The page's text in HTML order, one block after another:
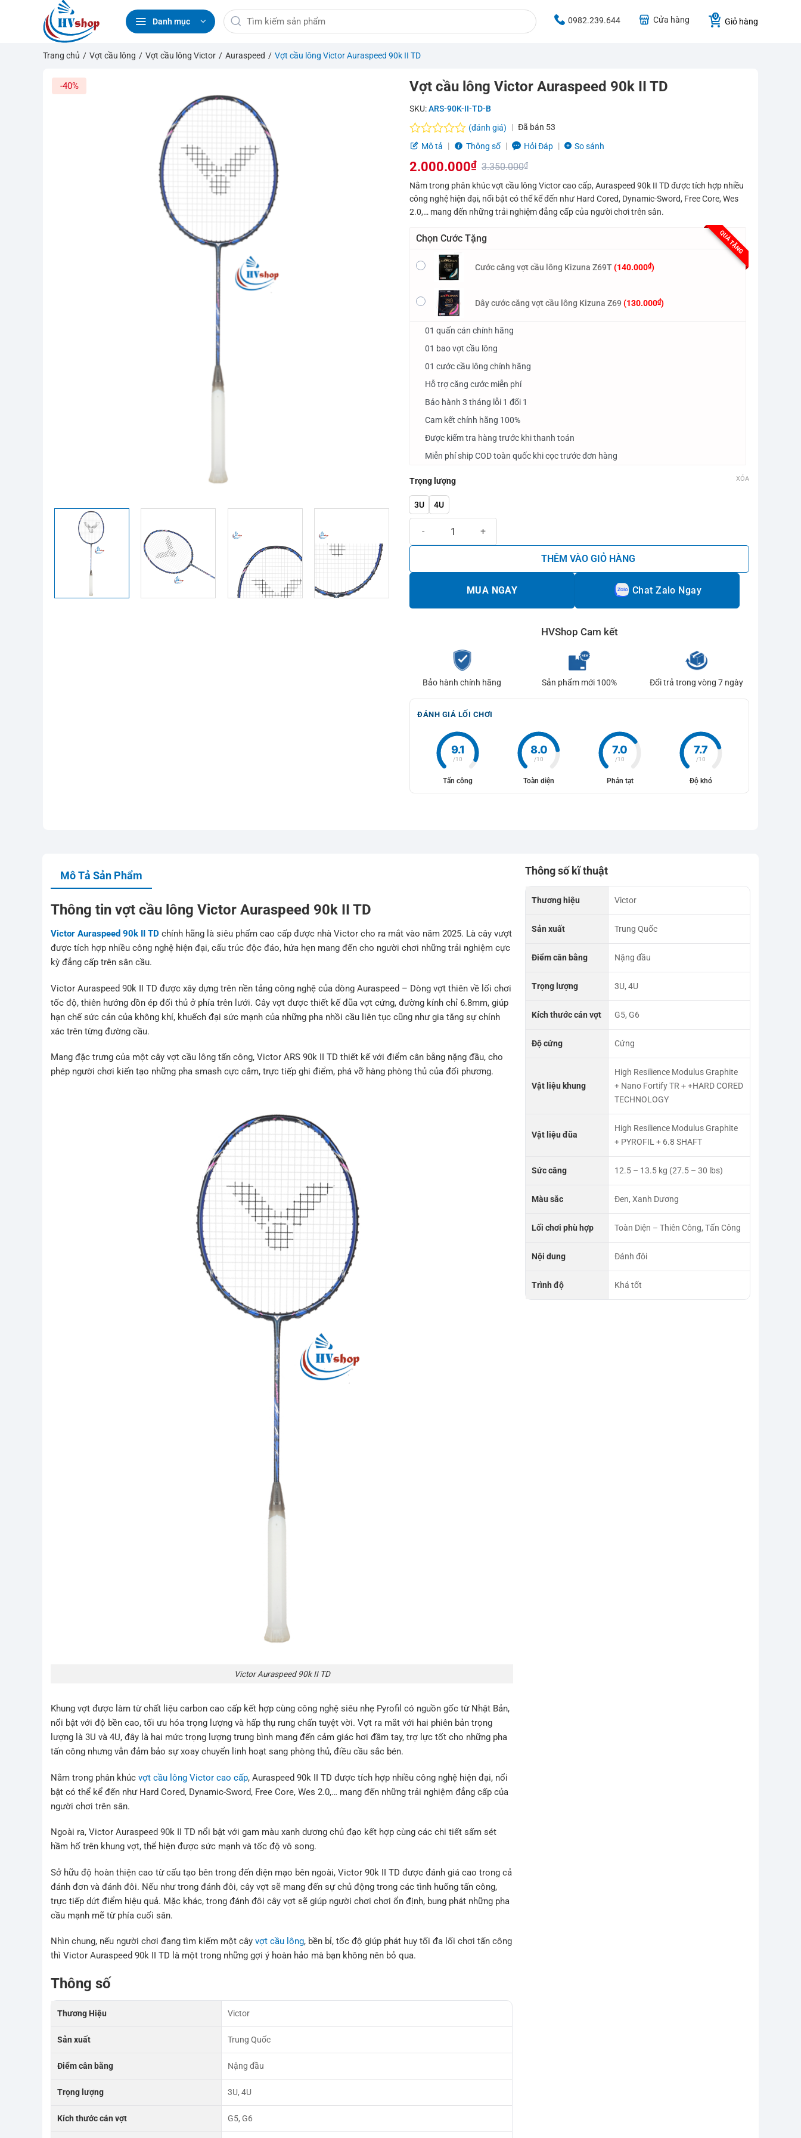
Danh mục
Tìm
kiếm:
0982.239.644 Cửa hàng Giỏ hàng
Trang chủ / Vợt cầu lông / Vợt cầu lông Victor / Auraspeed / Vợt cầu lông Victor Auraspeed 90k II TD
-40% Vợt cầu lông Victor Auraspeed 90k II TD
SKU:ARS-90K-II-TD-B
Được
hạng
0.0
5
sao
(đánh giá) Đã bán 53
Mô tả
Thông số Hỏi Đáp So sánh
3.350.000₫
Giá
gốc
3.350.000₫.
2.000.000₫
Giá
hiện
là:
2.000.000₫.
Nằm trong phân khúc vợt cầu lông Victor cao cấp, Auraspeed 90k II TD được tích hợp nhiều
công nghệ hiện đại, nổi bật có thể kể đến như Hard Cored, Dynamic-Sword, Free Core, Wes
2.0,… mang đến những trải nghiệm đẳng cấp của người chơi trên sân.
QUÀ TẶNG
Chọn Cước Tặng
Cước căng vợt cầu lông Kizuna Z69T(140.000₫)
Dây cước căng vợt cầu lông Kizuna Z69 (130.000₫)
01 quấn cán chính hãng
01 bao vợt cầu lông
01 cước cầu lông chính hãng
Hỗ trợ căng cước miễn phí
Bảo hành 3 tháng lỗi 1 đổi 1
Cam kết chính hãng 100%
Được kiểm tra hàng trước khi thanh toán
Miễn phí ship COD toàn quốc khi cọc trước đơn hàng
Trọng lượng
3U 4U
XÓA
THÊM VÀO GIỎ HÀNG
MUA NGAY Chat Zalo Ngay
HVShop Cam kết
Bảo hành chính hãng Sản phẩm mới 100% Đổi trả trong vòng 7 ngày
ĐÁNH GIÁ LỐI CHƠI
9.1
/10
Tấn công
8.0
/10
Toàn diện
7.0
/10
Phản tạt
7.7
/10
Độ khó
Mô Tả Sản Phẩm
Thông tin vợt cầu lông Victor Auraspeed 90k II TD
Victor Auraspeed 90k II TD chính hãng là siêu phẩm cao cấp được nhà Victor cho ra mắt vào năm 2025. Là cây vượt
được tích hợp nhiều công nghệ hiện đại, cấu trúc độc đáo, hứa hẹn mang đến cho người chơi những trải nghiệm cực
kỳ đẳng cấp trên sân cầu.
Victor Auraspeed 90k II TD được xây dựng trên nền tảng công nghệ của dòng Auraspeed – Dòng vợt thiên về lối chơi
tốc độ, thiên hướng dồn ép đối thủ ở phía trên lưới. Cây vợt được thiết kế đũa vợt cứng, đường kính chỉ 6.8mm, giúp
hạn chế sức cản của không khí, khuếch đại sức mạnh của những pha nhồi cầu liên tục cũng như gia tăng sự chính
xác trên từng đường cầu.
Mang đặc trưng của một cây vợt cầu lông tấn công, Victor ARS 90k II TD thiết kế với điểm cân bằng nặng đầu, cho
phép người chơi kiến tạo những pha smash cực cắm, trực tiếp ghi điểm, phá vỡ hàng phòng thủ của đối phương.
Victor Auraspeed 90k II TD
Khung vợt được làm từ chất liệu carbon cao cấp kết hợp cùng công nghệ siêu nhẹ Pyrofil có nguồn gốc từ Nhật Bản,
nổi bật với độ bền cao, tối ưu hóa trọng lượng và hấp thụ rung chấn tuyệt vời. Vợt ra mắt với hai phiên bản trọng
lượng là 3U và 4U, đây là hai mức trọng lượng trung bình mang đến cảm giác hơi đầm tay, trợ lực tốt cho những pha
tấn công nhưng vẫn đảm bảo sự xoay chuyển linh hoạt sang phòng thủ, điều cầu sắc bén.
Nằm trong phân khúcvợt cầu lông Victor cao cấp, Auraspeed 90k II TD được tích hợp nhiều công nghệ hiện đại, nổi
bật có thể kể đến như Hard Cored, Dynamic-Sword, Free Core, Wes 2.0,… mang đến những trải nghiệm đẳng cấp của
người chơi trên sân.
Ngoài ra, Victor Auraspeed 90k II TD nổi bật với gam màu xanh dương chủ đạo kết hợp cùng các chi tiết sấm sét
hầm hố trên khung vợt, thể hiện được sức mạnh và tốc độ vô song.
Sở hữu độ hoàn thiện cao từ cấu tạo bên trong đến diện mạo bên ngoài, Victor 90k II TD được đánh giá cao trong cả
đánh đơn và đánh đôi. Nếu như trong đánh đôi, cây vợt sẽ mang đến sự chủ động trong các tình huống tấn công,
trực tiếp dứt điểm hiệu quả. Mặc khác, trong đánh đôi cây vợt sẽ giúp người chơi chơi ổn định, bung phát những pha
cầu mạnh mẽ từ phía cuối sân.
Nhìn chung, nếu người chơi đang tìm kiếm một câyvợt cầu lông, bền bỉ, tốc độ giúp phát huy tối đa lối chơi tấn công
thì Victor Auraspeed 90k II TD là một trong những gợi ý hoàn hảo mà bạn không nên bỏ qua.
Thông số
Thương Hiệu Victor
Sản xuất Trung Quốc
Điểm cân bằng Nặng đầu
Trọng lượng 3U, 4U
Kích thước cán vợt G5, G6
Thông số kĩ thuật
Thương hiệu Victor
Sản xuất Trung Quốc
Điểm cân bằng Nặng đầu
Trọng lượng 3U, 4U
Kích thước cán vợt G5, G6
Độ cứng Cứng
Vật liệu khung
High Resilience Modulus Graphite
+ Nano Fortify TR＋+HARD CORED
TECHNOLOGY
Vật liệu đũa
High Resilience Modulus Graphite
+ PYROFIL + 6.8 SHAFT
Sức căng 12.5 – 13.5 kg (27.5 – 30 lbs)
Màu sắc Đen, Xanh Dương
Lối chơi phù hợp Toàn Diện – Thiên Công, Tấn Công
Nội dung Đánh đôi
Trình độ Khá tốt